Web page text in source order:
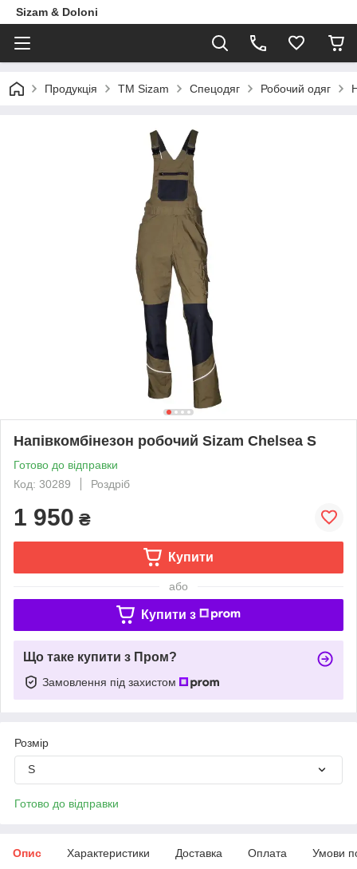
Sizam & Doloni
Продукцiя ТМ Sizam Спецодяг Робочий одяг
Напівкомбінезон робочий Sizam Chelsea S
Готово до відправки
Код: 30289
Роздріб
1 950 ₴
Купити
або
Купити з
Що таке купити з Пром?
Замовлення під захистом
Розмір
S
Готово до відправки
Опис Характеристики Доставка Оплата Умови